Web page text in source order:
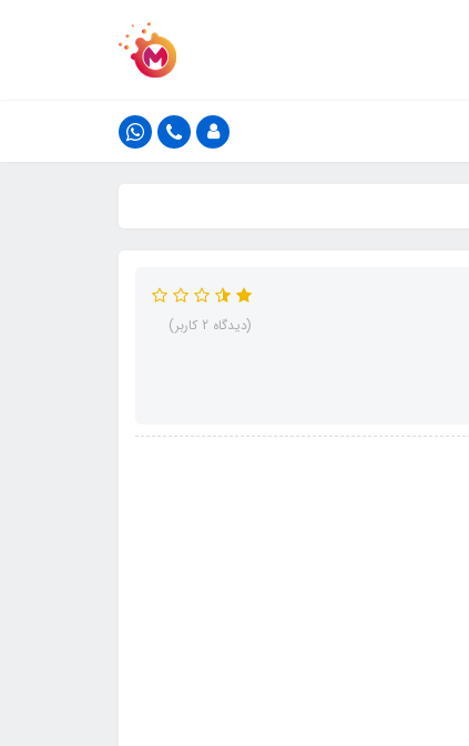
(دیدگاه 2 کاربر)